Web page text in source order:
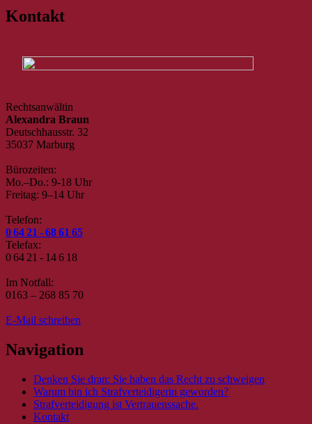
Kontakt
Rechtsanwältin
Alexandra Braun
Deutschhausstr. 32
35037 Marburg
Bürozeiten:
Mo.–Do.: 9-18 Uhr
Freitag: 9–14 Uhr
Telefon:
0 64 21 - 68 61 65
Telefax:
0 64 21 - 14 6 18
Im Notfall:
0163 – 268 85 70
E-Mail schreiben
Navigation
Denken Sie dran: Sie haben das Recht zu schweigen
Warum bin ich Strafverteidigerin geworden?
Strafverteidigung ist Vertrauenssache.
Kontakt